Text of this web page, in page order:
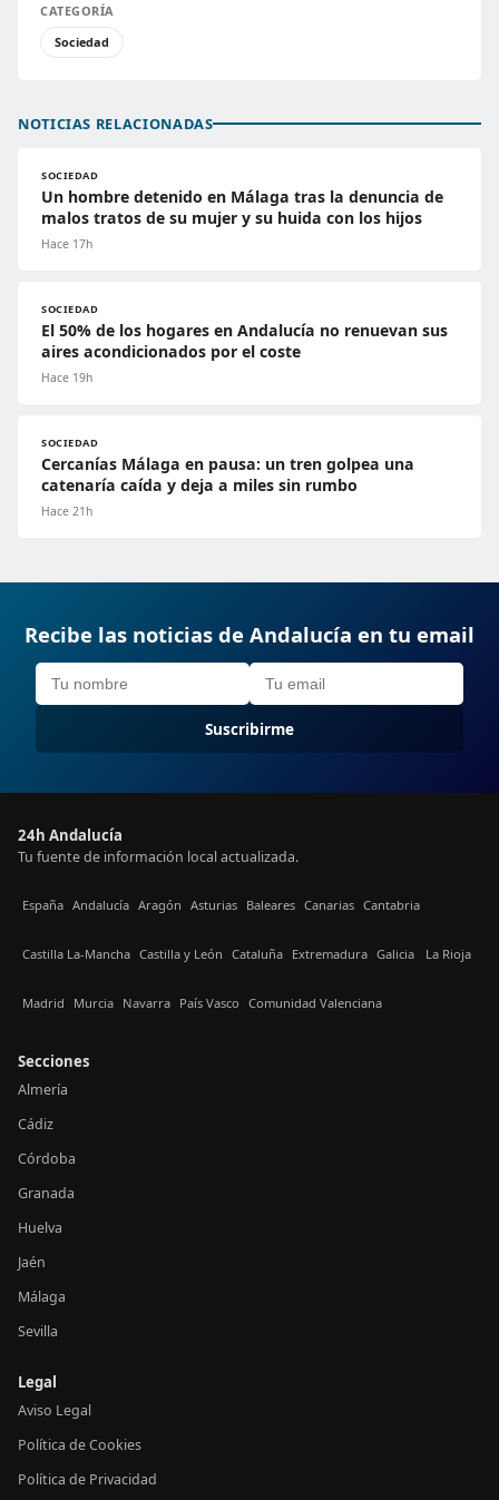
CATEGORÍA
Sociedad
NOTICIAS RELACIONADAS
SOCIEDAD
Un hombre detenido en Málaga tras la denuncia de
malos tratos de su mujer y su huida con los hijos
Hace 17h
SOCIEDAD
El 50% de los hogares en Andalucía no renuevan sus
aires acondicionados por el coste
Hace 19h
SOCIEDAD
Cercanías Málaga en pausa: un tren golpea una
catenaría caída y deja a miles sin rumbo
Hace 21h
Recibe las noticias de Andalucía en tu email
Suscribirme
24h Andalucía
Tu fuente de información local actualizada.
España Andalucía Aragón Asturias Baleares Canarias Cantabria
Castilla La-Mancha Castilla y León Cataluña Extremadura Galicia La Rioja
Madrid Murcia Navarra País Vasco Comunidad Valenciana
Secciones
Almería
Cádiz
Córdoba
Granada
Huelva
Jaén
Málaga
Sevilla
Legal
Aviso Legal
Política de Cookies
Política de Privacidad